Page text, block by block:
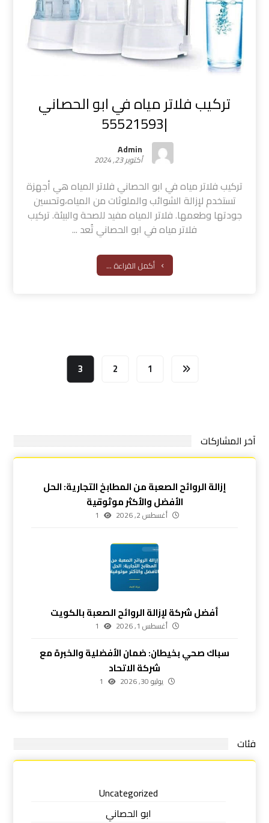
تركيب فلاتر مياه في ابو الحصاني
|55521593
Admin
أكتوبر 23, 2024
تركيب فلاتر مياه في ابو الحصاني فلاتر المياه هي أجهزة
تستخدم لإزالة الشوائب والملوثات من المياه،وتحسين
جودتها وطعمها. فلاتر المياه مفيد للصحة والبيئة. تركيب
فلاتر مياه في ابو الحصاني تُعد ...
أكمل القراءة ...
1
2
3
آخر المشاركات
إزالة الروائح الصعبة من المطابخ التجارية: الحل
الأفضل والأكثر موثوقية
أغسطس 2, 2026 1
أفضل شركة لإزالة الروائح الصعبة بالكويت
أغسطس 1, 2026 1
سباك صحي بخيطان: ضمان الأفضلية والخبرة مع
شركة الاتحاد
يوليو 30, 2026 1
فئات
Uncategorized
ابو الحصاني